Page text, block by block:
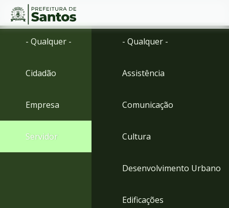
Ir
menu
para
Conteúdo
- Qualquer -
Cidadão
Empresa
Servidor
- Qualquer -
Assistência
Comunicação
Cultura
Desenvolvimento Urbano
Edificações